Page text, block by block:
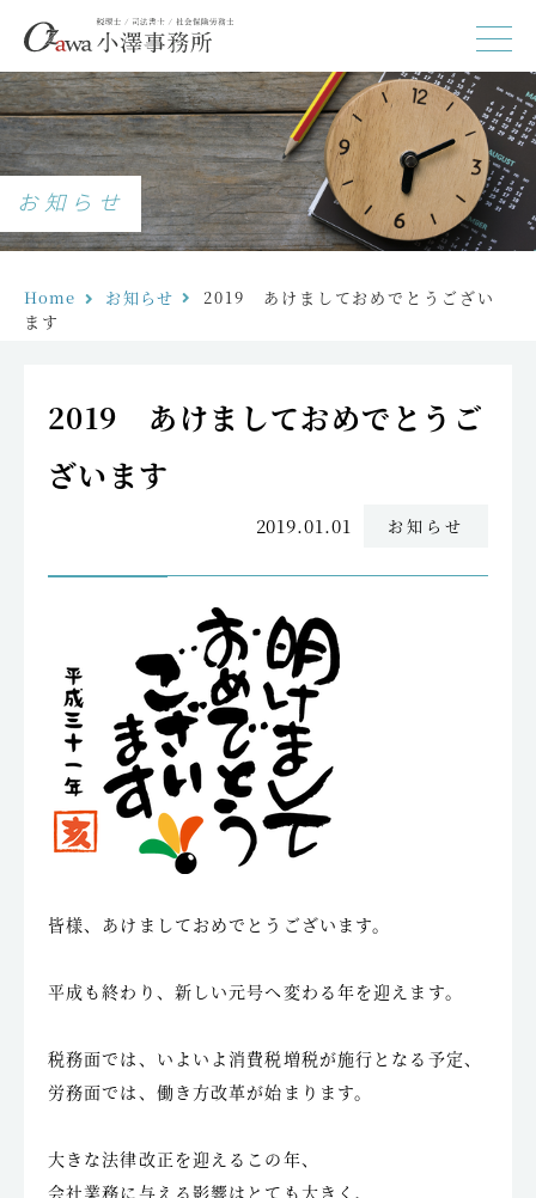
お知らせ
Home お知らせ
2019　あけましておめでとうござい
ます
2019 あけましておめでとうご
ざいます
2019.01.01 お知らせ
皆様、あけましておめでとうございます。
平成も終わり、新しい元号へ変わる年を迎えます。
税務面では、いよいよ消費税増税が施行となる予定、
労務面では、働き方改革が始まります。
大きな法律改正を迎えるこの年、
会社業務に与える影響はとても大きく、